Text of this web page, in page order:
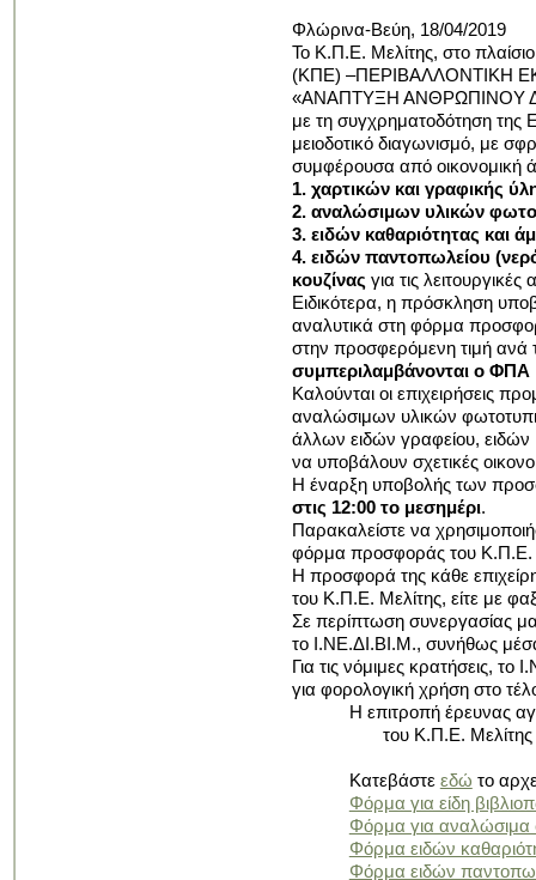
Φλώρινα-Βεύη, 18/04/2019
Το Κ.Π.Ε. Μελίτης, στο
(ΚΠΕ) –ΠΕΡΙΒΑΛΛΟΝΤΙΚΗ
«ΑΝΑΠΤΥΞΗ ΑΝΘΡΩΠΙΝΟΥ
με τη συγχρηματοδότηση της
μειοδοτικό διαγωνισμό, με
συμφέρουσα από οικονομική
1. χαρτικών και γραφικής
2. αναλώσιμων υλικών
3. ειδών καθαριότητας και
4. ειδών παντοπωλείου
κουζίνας για τις
Ειδικότερα, η πρόσκληση
αναλυτικά στη φόρμα
στην προσφερόμενη τιμή ανά
συμπεριλαμβάνονται ο ΦΠΑ
Καλούνται οι επιχειρήσεις
αναλώσιμων υλικών
άλλων ειδών γραφείου, ειδών
να υποβάλουν σχετικές
Η έναρξη υποβολής των
στις 12:00 το μεσημέρι.
Παρακαλείστε να
φόρμα προσφοράς του Κ.Π.Ε.
Η προσφορά της κάθε
του Κ.Π.Ε. Μελίτης, είτε με
Σε περίπτωση συνεργασίας
το Ι.ΝΕ.ΔΙ.ΒΙ.Μ., συνήθως
Για τις νόμιμες κρατήσεις,
για φορολογική χρήση στο
Η επιτροπή έρευνας
του Κ.Π.Ε. Μελίτης
Κατεβάστε εδώ το
Φόρμα για είδη
Φόρμα για αναλώσιμα
Φόρμα ειδών
Φόρμα ειδών